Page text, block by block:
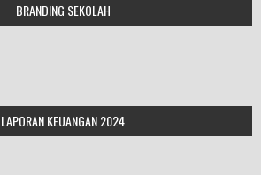
BRANDING SEKOLAH
LAPORAN KEUANGAN 2024